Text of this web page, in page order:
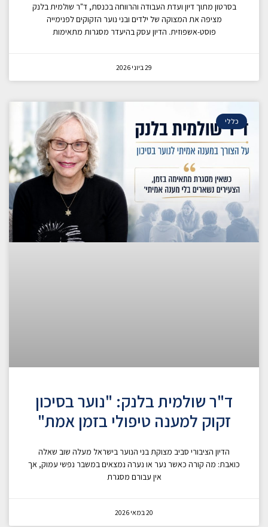
בסרטון מתוך דיון ועדת העבודה והרווחה בכנסת, ד"ר שולמית בלנק
מציפה את המצוקה של ילדים ובני נוער הזקוקים לפנימייה
פוסט-אשפוזית. הדיון עסק בהיעדר מסגרות מתאימות
29 ביוני 2026
כללי
ד"ר שולמית בלנק: "נוער בסיכון
זקוק למענה טיפולי בזמן אמת"
הדיון הציבורי סביב מצוקת בני הנוער בישראל מעלה שוב שאלה
כואבת: מה קורה כאשר נער או נערה נמצאים במשבר נפשי עמוק, אך
אין עבורם מסגרת
20 במאי 2026